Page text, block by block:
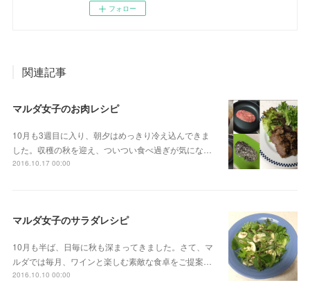
フォロー
関連記事
マルダ女子のお肉レシピ
10月も3週目に入り、朝夕はめっきり冷え込んできま
した。収穫の秋を迎え、ついつい食べ過ぎが気にな…
2016.10.17 00:00
マルダ女子のサラダレシピ
10月も半ば、日毎に秋も深まってきました。さて、マ
ルダでは毎月、ワインと楽しむ素敵な食卓をご提案…
2016.10.10 00:00